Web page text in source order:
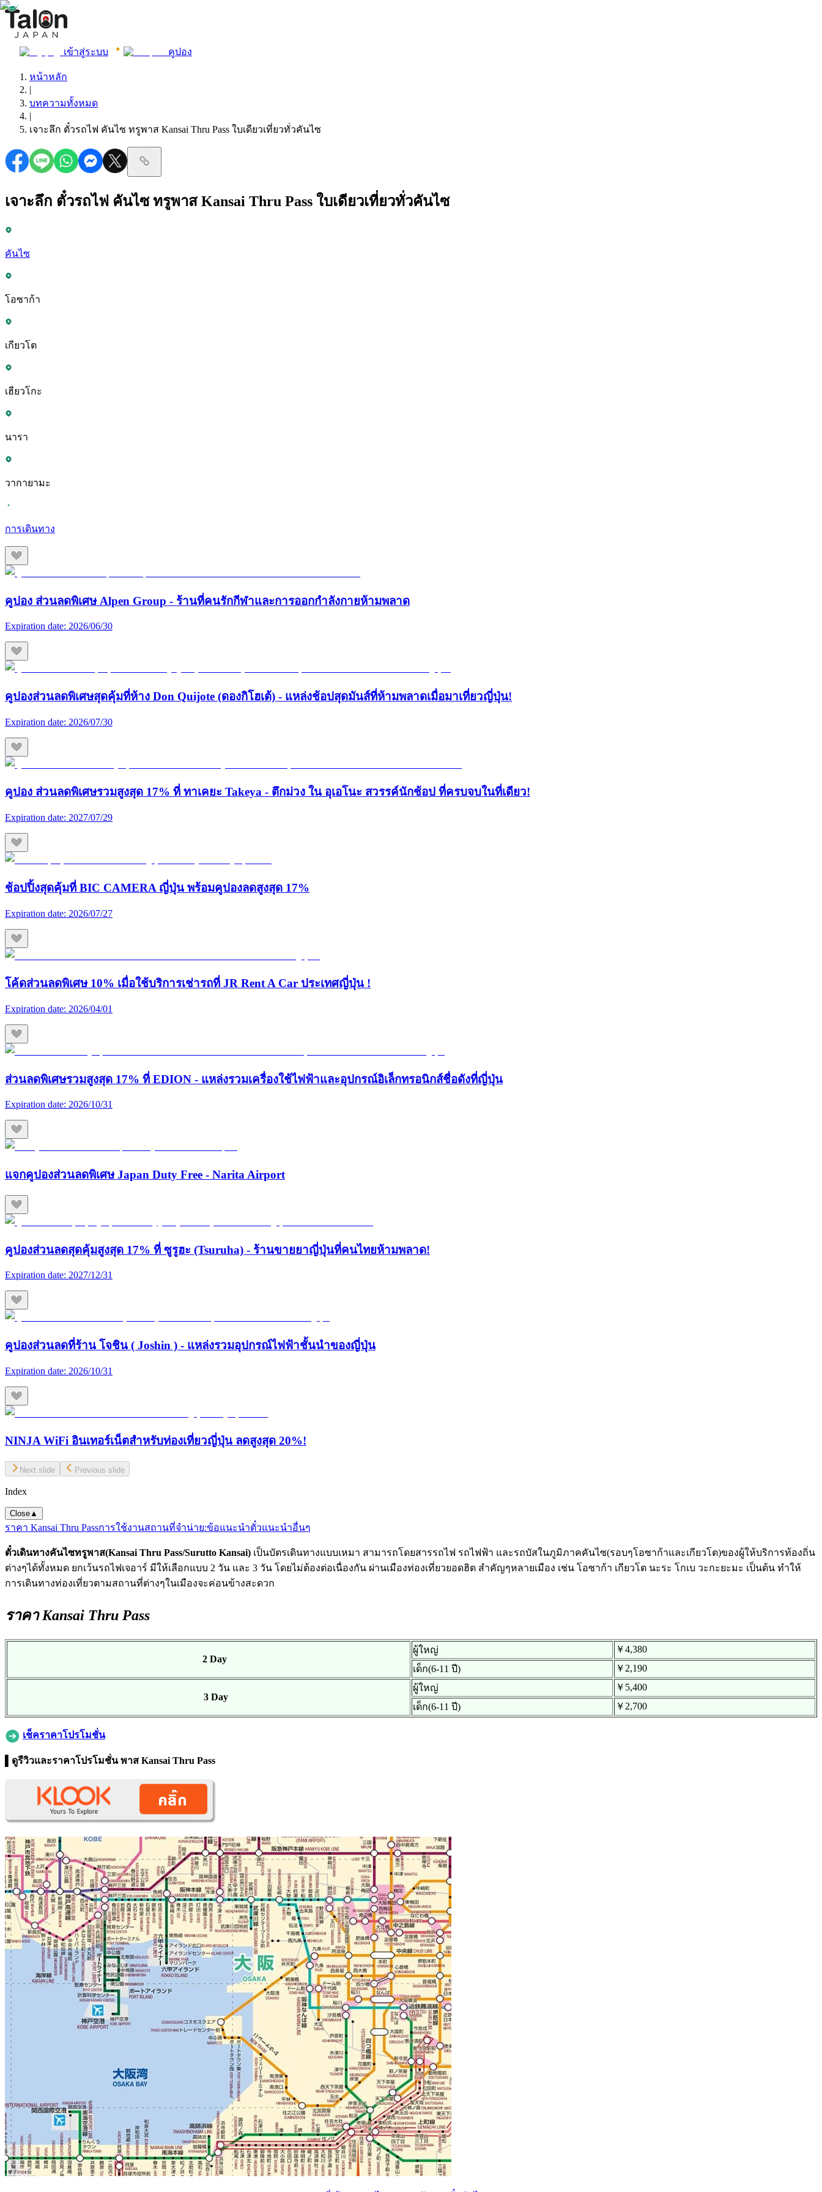
เข้าสู่ระบบ คูปอง
หน้าหลัก
|
บทความทั้งหมด
|
เจาะลึก ตั๋วรถไฟ คันไซ ทรูพาส Kansai Thru Pass ใบเดียวเที่ยวทั่วคันไซ
เจาะลึก ตั๋วรถไฟ คันไซ ทรูพาส Kansai Thru Pass ใบเดียวเที่ยวทั่วคันไซ
คันไซ
โอซาก้า
เกียวโต
เฮียวโกะ
นารา
วากายามะ
การเดินทาง
คูปอง ส่วนลดพิเศษ Alpen Group - ร้านที่คนรักกีฬาและการออกกำลังกายห้ามพลาด
Expiration date: 2026/06/30
คูปองส่วนลดพิเศษสุดคุ้มที่ห้าง Don Quijote (ดองกิโฮเต้) - แหล่งช้อปสุดมันส์ที่ห้ามพลาดเมื่อมาเที่ยวญี่ปุ่น!
Expiration date: 2026/07/30
คูปอง ส่วนลดพิเศษรวมสูงสุด 17% ที่ ทาเคยะ Takeya - ตึกม่วง ใน อุเอโนะ สวรรค์นักช้อป ที่ครบจบในที่เดียว!
Expiration date: 2027/07/29
ช้อปปิ้งสุดคุ้มที่ BIC CAMERA ญี่ปุ่น พร้อมคูปองลดสูงสุด 17%
Expiration date: 2026/07/27
โค้ดส่วนลดพิเศษ 10% เมื่อใช้บริการเช่ารถที่ JR Rent A Car ประเทศญี่ปุ่น !
Expiration date: 2026/04/01
ส่วนลดพิเศษรวมสูงสุด 17% ที่ EDION - แหล่งรวมเครื่องใช้ไฟฟ้าและอุปกรณ์อิเล็กทรอนิกส์ชื่อดังที่ญี่ปุ่น
Expiration date: 2026/10/31
แจกคูปองส่วนลดพิเศษ Japan Duty Free - Narita Airport
คูปองส่วนลดสุดคุ้มสูงสุด 17% ที่ ซูรูฮะ (Tsuruha) - ร้านขายยาญี่ปุ่นที่คนไทยห้ามพลาด!
Expiration date: 2027/12/31
คูปองส่วนลดที่ร้าน โจชิน ( Joshin ) - แหล่งรวมอุปกรณ์ไฟฟ้าชั้นนำของญี่ปุ่น
Expiration date: 2026/10/31
NINJA WiFi อินเทอร์เน็ตสำหรับท่องเที่ยวญี่ปุ่น ลดสูงสุด 20%!
Next slide Previous slide
Index
Close▲
ราคา Kansai Thru Passการใช้งานสถานที่จำน่าย:ข้อแนะนำตั๋วแนะนำอื่นๆ
ตั๋วเดินทางคันไซทรูพาส(Kansai Thru Pass/Surutto Kansai) เป็นบัตรเดินทางแบบเหมา สามารถโดยสารรถไฟ รถไฟฟ้า และรถบัสในภูมิภาคคันไซ(รอบๆโอซาก้าและเกียวโต)ของผู้ให้บริการท้องถิ่น
ต่างๆได้ทั้งหมด ยกเว้นรถไฟเจอาร์ มีให้เลือกแบบ 2 วัน และ 3 วัน โดยไม่ต้องต่อเนื่องกัน ผ่านเมืองท่องเที่ยวยอดฮิต สำคัญๆหลายเมือง เช่น โอซาก้า เกียวโต นะระ โกเบ วะกะยะมะ เป็นต้น ทำให้
การเดินทางท่องเที่ยวตามสถานที่ต่างๆในเมืองจะค่อนข้างสะดวก
ราคา Kansai Thru Pass
2 Day
ผู้ใหญ่
￥4,380
เด็ก(6-11 ปี)
￥2,190
3 Day
ผู้ใหญ่
￥5,400
เด็ก(6-11 ปี)
￥2,700
เช็คราคาโปรโมชั่น
▌ดูรีวิวและราคาโปรโมชั่น พาส Kansai Thru Pass